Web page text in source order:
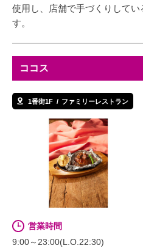
使用し、店舗で手づくりして
す。
ココス
1番街1F ファミリーレストラン
営業時間
9:00～23:00(L.O.22:30)